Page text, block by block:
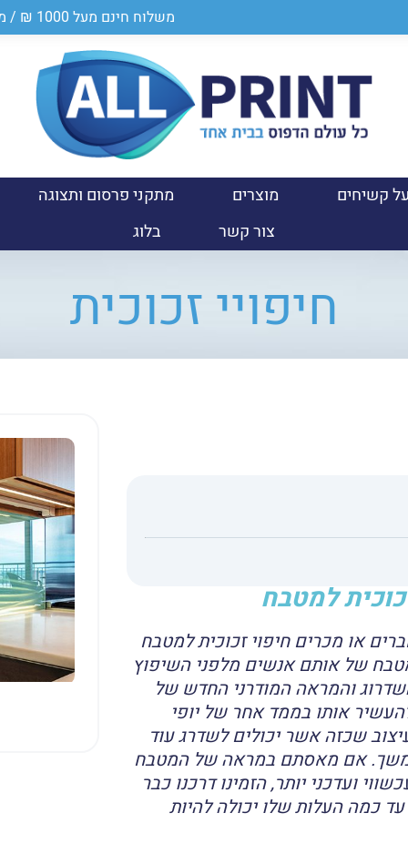
משלוח חינם מעל 1000 ₪ / מספר ספק במשרד הביטחון 0011024950
קשיחים מוצרים
מתקני פרסום ותצוגה
צור קשר
בלוג
חיפויי זכוכית
למטבח
או מכרים חיפוי זכוכית למטבח
של אותם אנשים מלפני השיפוץ
והמראה המודרני החדש של
אותו בממד אחר של יופי
שכזה אשר יכולים לשדרג עוד
אם מאסתם במראה של המטבח
ועדכני יותר, הזמינו דרכנו כבר
כמה העלות שלו יכולה להיות